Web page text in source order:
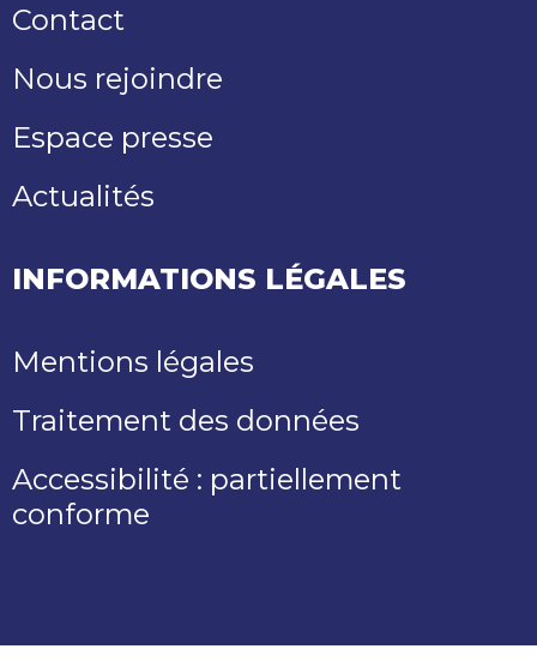
Contact
Nous rejoindre
Espace presse
Actualités
INFORMATIONS LÉGALES
Mentions légales
Traitement des données
Accessibilité : partiellement
conforme